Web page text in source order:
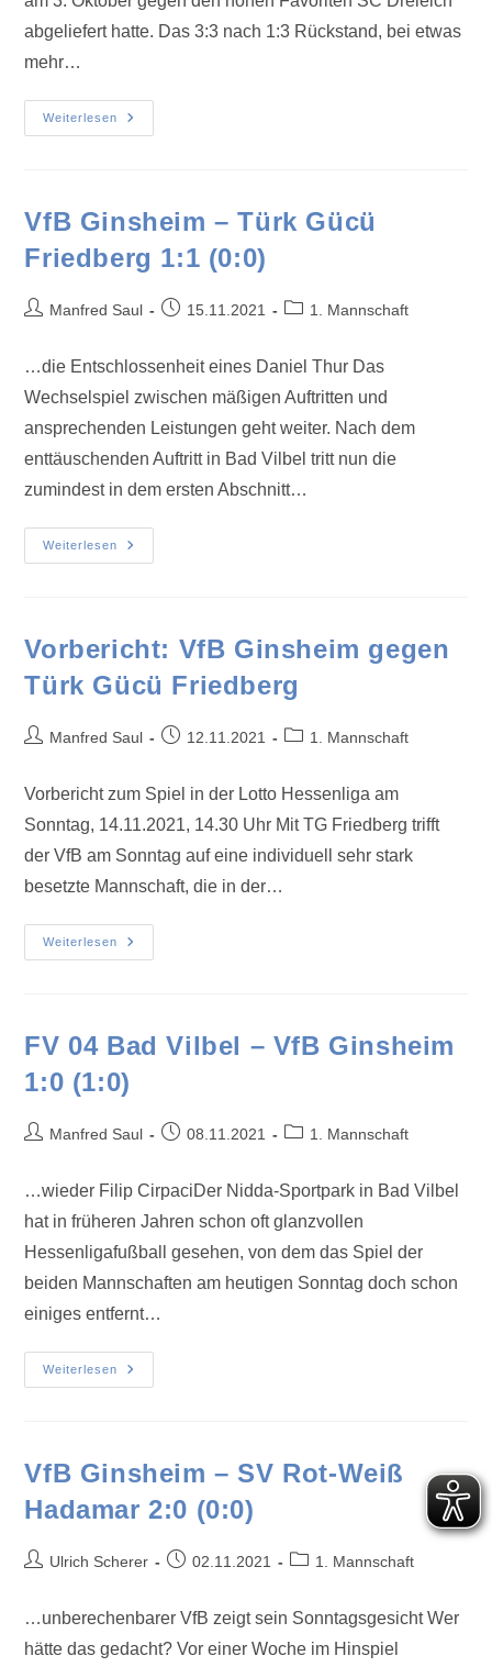
abgeliefert hatte. Das 3:3 nach 1:3 Rückstand, bei etwas
mehr…
Weiterlesen
VfB Ginsheim – Türk Gücü
Friedberg 1:1 (0:0)
Manfred Saul 15.11.2021 1. Mannschaft
…die Entschlossenheit eines Daniel Thur Das
Wechselspiel zwischen mäßigen Auftritten und
ansprechenden Leistungen geht weiter. Nach dem
enttäuschenden Auftritt in Bad Vilbel tritt nun die
zumindest in dem ersten Abschnitt…
Weiterlesen
Vorbericht: VfB Ginsheim gegen
Türk Gücü Friedberg
Manfred Saul 12.11.2021 1. Mannschaft
Vorbericht zum Spiel in der Lotto Hessenliga am
Sonntag, 14.11.2021, 14.30 Uhr Mit TG Friedberg trifft
der VfB am Sonntag auf eine individuell sehr stark
besetzte Mannschaft, die in der…
Weiterlesen
FV 04 Bad Vilbel – VfB Ginsheim
1:0 (1:0)
Manfred Saul 08.11.2021 1. Mannschaft
…wieder Filip CirpaciDer Nidda-Sportpark in Bad Vilbel
hat in früheren Jahren schon oft glanzvollen
Hessenligafußball gesehen, von dem das Spiel der
beiden Mannschaften am heutigen Sonntag doch schon
einiges entfernt…
Weiterlesen
VfB Ginsheim – SV Rot-Weiß
Hadamar 2:0 (0:0)
Ulrich Scherer 02.11.2021 1. Mannschaft
…unberechenbarer VfB zeigt sein Sonntagsgesicht Wer
hätte das gedacht? Vor einer Woche im Hinspiel